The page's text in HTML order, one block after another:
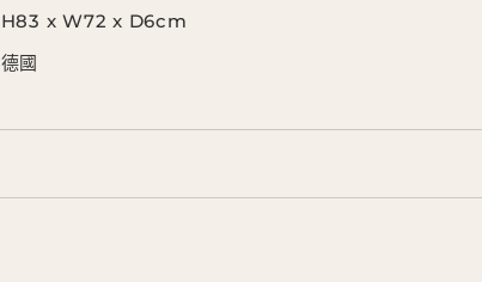
H83 x W72 x D6cm
德國